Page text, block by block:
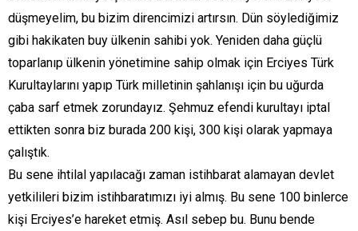
düşmeyelim, bu bizim direncimizi artırsın. Dün söylediğimiz
gibi hakikaten buy ülkenin sahibi yok. Yeniden daha güçlü
toparlanıp ülkenin yönetimine sahip olmak için Erciyes Türk
Kurultaylarını yapıp Türk milletinin şahlanışı için bu uğurda
çaba sarf etmek zorundayız. Şehmuz efendi kurultayı iptal
ettikten sonra biz burada 200 kişi, 300 kişi olarak yapmaya
çalıştık.
Bu sene ihtilal yapılacağı zaman istihbarat alamayan devlet
yetkilileri bizim istihbaratımızı iyi almış. Bu sene 100 binlerce
kişi Erciyes’e hareket etmiş. Asıl sebep bu. Bunu bende